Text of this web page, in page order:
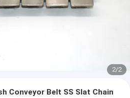
2/2
Conveyor Belt SS Slat Chain